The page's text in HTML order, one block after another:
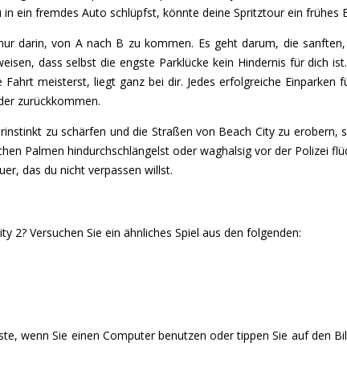
ein fremdes Auto schlüpfst, könnte deine Spritztour ein frühes
darin, von A nach B zu kommen. Es geht darum, die
dass selbst die engste Parklücke kein Hindernis für dich
meisterst, liegt ganz bei dir. Jedes erfolgreiche Einparken
zurückkommen.
zu schärfen und die Straßen von Beach City zu erobern,
Palmen hindurchschlängelst oder waghalsig vor der Polizei
das du nicht verpassen willst.
2? Versuchen Sie ein ähnliches Spiel aus den folgenden:
wenn Sie einen Computer benutzen oder tippen Sie auf den